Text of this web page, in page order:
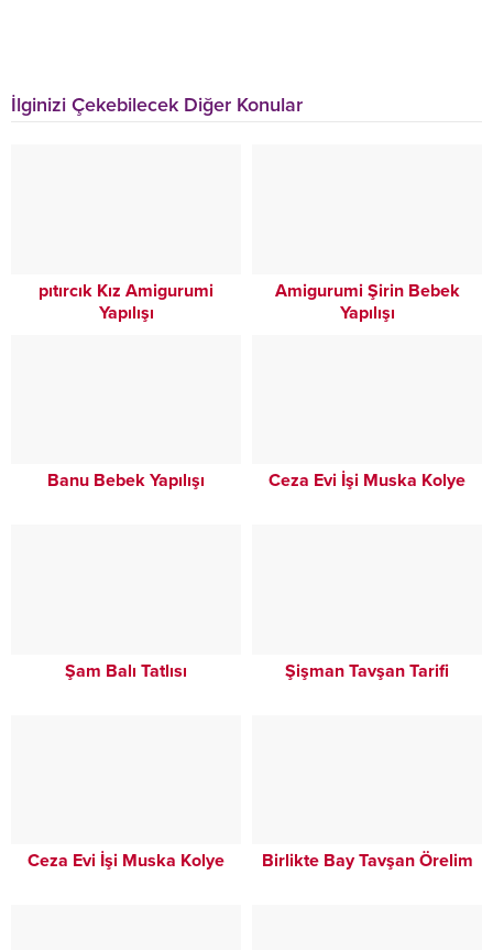
İlginizi Çekebilecek Diğer Konular
pıtırcık Kız Amigurumi
Yapılışı
Amigurumi Şirin Bebek
Yapılışı
Banu Bebek Yapılışı Ceza Evi İşi Muska Kolye
Şam Balı Tatlısı Şişman Tavşan Tarifi
Ceza Evi İşi Muska Kolye Birlikte Bay Tavşan Örelim